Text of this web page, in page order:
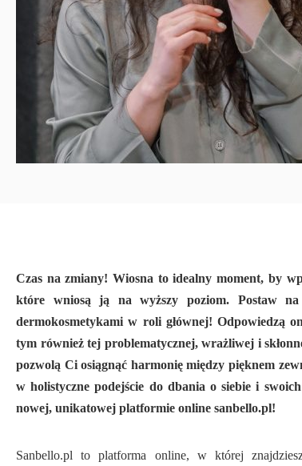
Czas na zmiany! Wiosna to idealny moment, by
które wniosą ją na wyższy poziom. Postaw
dermokosmetykami w roli głównej! Odpowiedzą
tym również tej problematycznej, wrażliwej i
pozwolą Ci osiągnąć harmonię między pięknem
w holistyczne podejście do dbania o siebie i
nowej, unikatowej platformie online sanbello.pl!
Sanbello.pl to platforma online, w której